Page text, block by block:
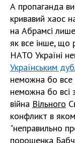
А пропаганда
кривавий хаос
на Абрамсі лише
як все інше, що
НАТО Україні
Українським
неможна бо все
неможна бо всі
війна Вільного
конфликт в
"неправильно
порошенка